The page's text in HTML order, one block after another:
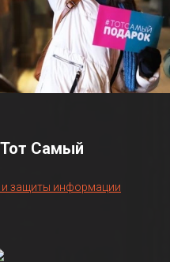
Самый
и защиты информации